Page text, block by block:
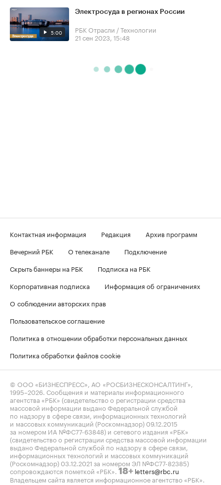
5:00
Электросуда в регионах России
РБК Отрасли / Технологии
21 сен 2023, 15:48
Контактная информация Редакция
Архив программ
Вечерний РБК
О телеканале
Подключение
Скрыть баннеры на РБК
Подписка на РБК
Корпоративная подписка
Информация об ограничениях
О соблюдении авторских прав
Пользовательское соглашение
Политика в отношении обработки персональных данных
Политика обработки файлов cookie
© ООО «БИЗНЕСПРЕСС», АО «РОСБИЗНЕСКОНСАЛТИНГ»,
1995–2026. Сообщения и материалы информационного
агентства «РБК» (свидетельство о регистрации средства
массовой информации выдано Федеральной службой
по надзору в сфере связи, информационных технологий
и массовых коммуникаций (Роскомнадзор) 09.12.2015
за номером ИА №ФС77-63848) и сетевого издания «РБК»
(свидетельство о регистрации средства массовой информации
выдано Федеральной службой по надзору в сфере связи,
информационных технологий и массовых коммуникаций
(Роскомнадзор) 03.12.2021 за номером ЭЛ №ФС77-82385)
сопровождаются пометкой «РБК». 18+ letters@rbc.ru
Владельцем сайта является информационное агентство «РБК».